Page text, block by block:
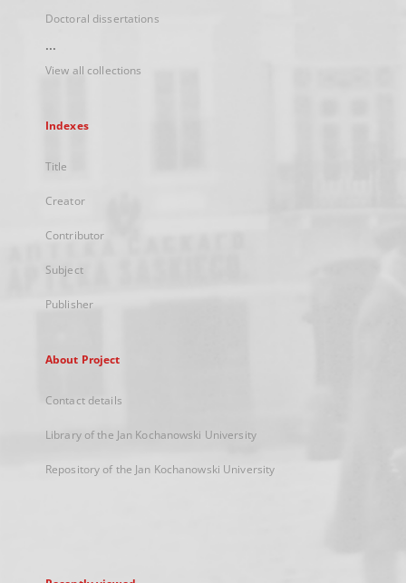
Doctoral dissertations
...
View all collections
Indexes
Title
Creator
Contributor
Subject
Publisher
About Project
Contact details
Library of the Jan Kochanowski University
Repository of the Jan Kochanowski University